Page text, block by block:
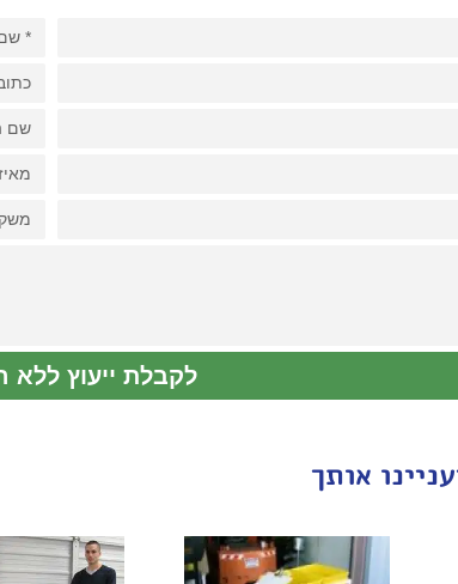
לקבלת ייעוץ ללא
אותך